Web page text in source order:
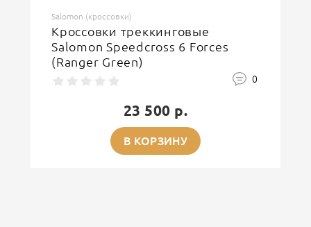
Salomon (кроссовки)
Кроссовки треккинговые
Salomon Speedcross 6 Forces
(Ranger Green)
0
23 500 р.
В КОРЗИНУ